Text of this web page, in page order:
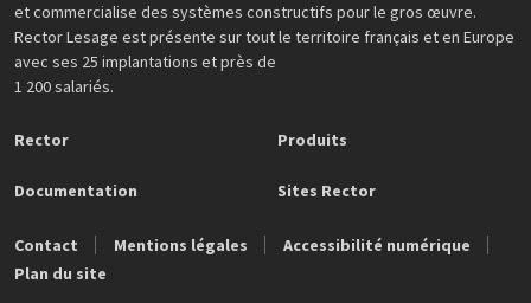
et commercialise des systèmes constructifs pour le gros œuvre.
Rector Lesage est présente sur tout le territoire français et en Europe
avec ses 25 implantations et près de
1 200 salariés.
Rector Produits
Documentation Sites Rector
Contact Mentions légales
Accessibilité numérique
Plan du site